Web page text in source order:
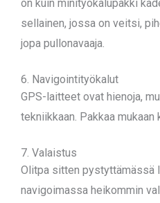
on kuin minityökalupakki
sellainen, jossa on veitsi,
jopa pullonavaaja.
6. Navigointityökalut
GPS-laitteet ovat hienoja,
tekniikkaan. Pakkaa
7. Valaistus
Olitpa sitten pystyttämässä
navigoimassa heikommin